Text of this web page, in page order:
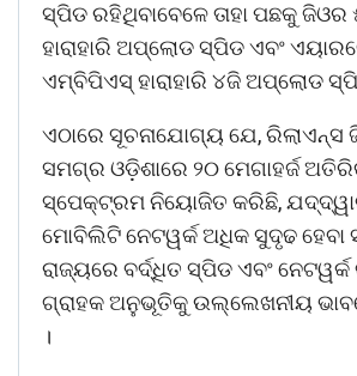
ସ୍ପିଡ ରହିଥିବାବେଳେ ତାହା ପଛକୁ
ହାରାହାରି ଅପ୍‌ଲୋଡ ସ୍ପିଡ ଏବଂ
ଏମ୍‌ବିପିଏସ୍ ହାରାହାରି ୪ଜି ଅପ୍‌ଲୋଡ
ଏଠାରେ ସୂଚନାଯୋଗ୍ୟ ଯେ,ରିଲାଏନ୍ସ
ସମଗ୍ର ଓଡ଼ିଶାରେ ୨୦ ମେଗାହର୍ଜ
ସ୍ପେକ୍ଟ୍ରମ ନିୟୋଜିତ କରିଛି,
ମୋବିଲିଟି ନେଟୱର୍କ ଅଧିକ ସୁଦୃଢ
ରାଜ୍ୟରେ ବର୍ଦ୍ଧିତ ସ୍ପିଡ ଏବଂ
ଗ୍ରାହକ ଅନୁଭୂତିକୁ ଉଲ୍ଲେଖନୀୟ
।